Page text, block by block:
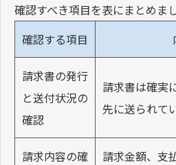
確認すべき項目を表にまとめまし
確認する項目
請求書の発行
と送付状況の
確認
請求書は確実
先に送られて
請求内容の確
請求金額、支